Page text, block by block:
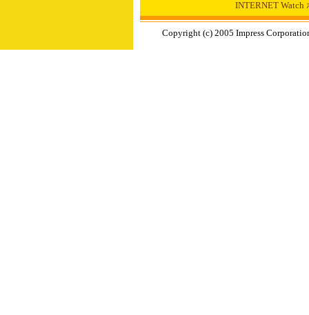
INTERNET Watch
Copyright (c) 2005 Impress